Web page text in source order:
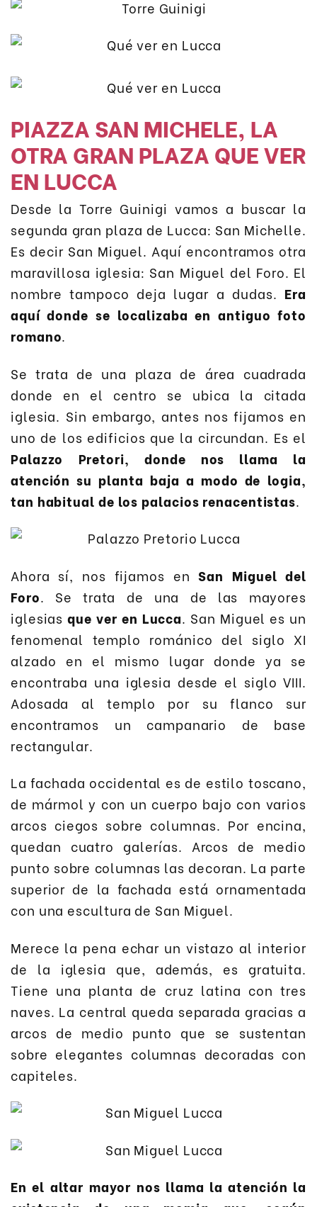
PIAZZA SAN MICHELE, LA
OTRA GRAN PLAZA QUE VER
EN LUCCA
Desde la Torre Guinigi vamos a buscar la
segunda gran plaza de Lucca: San Michelle.
Es decir San Miguel. Aquí encontramos otra
maravillosa iglesia: San Miguel del Foro. El
nombre tampoco deja lugar a dudas. Era
aquí donde se localizaba en antiguo foto
romano.
Se trata de una plaza de área cuadrada
donde en el centro se ubica la citada
iglesia. Sin embargo, antes nos fijamos en
uno de los edificios que la circundan. Es el
Palazzo Pretori, donde nos llama la
atención su planta baja a modo de logia,
tan habitual de los palacios renacentistas.
Ahora sí, nos fijamos enSan Miguel del
Foro. Se trata de una de las mayores
iglesiasque ver en Lucca. San Miguel es un
fenomenal templo románico del siglo XI
alzado en el mismo lugar donde ya se
encontraba una iglesia desde el siglo VIII.
Adosada al templo por su flanco sur
encontramos un campanario de base
rectangular.
La fachada occidental es de estilo toscano,
de mármol y con un cuerpo bajo con varios
arcos ciegos sobre columnas. Por encina,
quedan cuatro galerías. Arcos de medio
punto sobre columnas las decoran. La parte
superior de la fachada está ornamentada
con una escultura de San Miguel.
Merece la pena echar un vistazo al interior
de la iglesia que, además, es gratuita.
Tiene una planta de cruz latina con tres
naves. La central queda separada gracias a
arcos de medio punto que se sustentan
sobre elegantes columnas decoradas con
capiteles.
En el altar mayor nos llama la atención la